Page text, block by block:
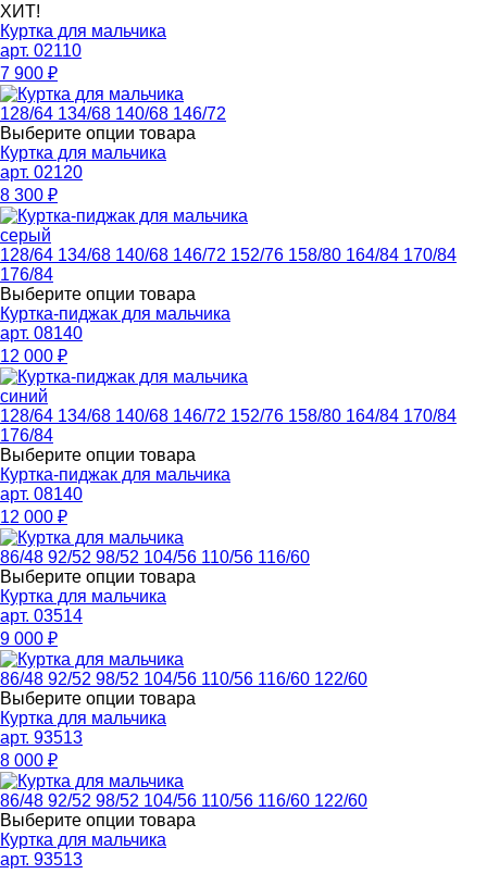
ХИТ!
Куртка для мальчика
арт. 02110
7 900 ₽
128/64 134/68 140/68 146/72
Выберите опции товара
Куртка для мальчика
арт. 02120
8 300 ₽
серый
128/64 134/68 140/68 146/72 152/76 158/80 164/84 170/84
176/84
Выберите опции товара
Куртка-пиджак для мальчика
арт. 08140
12 000 ₽
синий
128/64 134/68 140/68 146/72 152/76 158/80 164/84 170/84
176/84
Выберите опции товара
Куртка-пиджак для мальчика
арт. 08140
12 000 ₽
86/48 92/52 98/52 104/56 110/56 116/60
Выберите опции товара
Куртка для мальчика
арт. 03514
9 000 ₽
86/48 92/52 98/52 104/56 110/56 116/60 122/60
Выберите опции товара
Куртка для мальчика
арт. 93513
8 000 ₽
86/48 92/52 98/52 104/56 110/56 116/60 122/60
Выберите опции товара
Куртка для мальчика
арт. 93513